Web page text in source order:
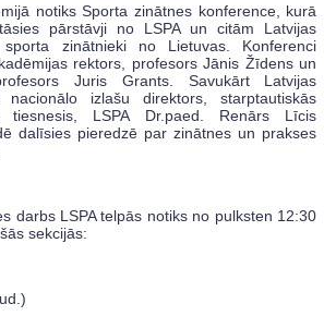
notiks Sporta zinātnes konference, kurā
pārstāvji no LSPA un citām Latvijas
zinātnieki no Lietuvas. Konferenci
rektors, profesors Jānis Žīdens un
Juris Grants. Savukārt Latvijas
nacionālo izlašu direktors, starptautiskās
tiesnesis, LSPA Dr.paed. Renārs Līcis
dalīsies pieredzē par zinātnes un prakses
darbs LSPA telpās notiks no pulksten 12:30
sekcijās: